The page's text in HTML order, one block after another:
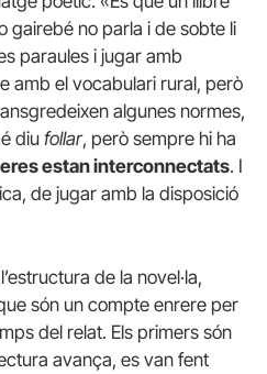
gairebé no parla i de sobte li
paraules i jugar amb
amb el vocabulari rural, però
algunes normes,
diu follar, però sempre hi ha
estan interconnectats. I
de jugar amb la disposició
de la novel·la,
són un compte enrere per
del relat. Els primers són
avança, es van fent